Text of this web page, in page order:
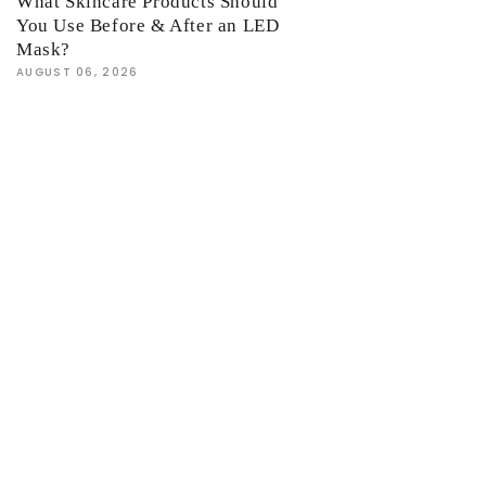
You Use Before & After an LED
Mask?
AUGUST 06, 2026